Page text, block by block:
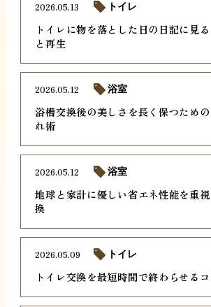
トイレに物を落とした日の日記に見
と再生
2026.05.13 トイレ
浴槽交換後の美しさを長く保つため
れ術
2026.05.12 浴室
地球と家計に優しい省エネ性能を重
換
2026.05.12 浴室
トイレ交換を最短時間で終わらせる
2026.05.09 トイレ